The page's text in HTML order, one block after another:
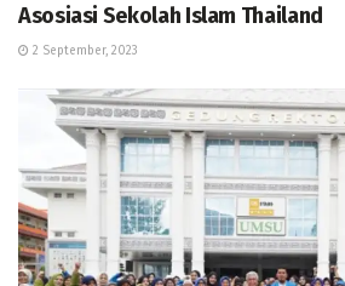
Asosiasi Sekolah Islam Thailand
2 September, 2023